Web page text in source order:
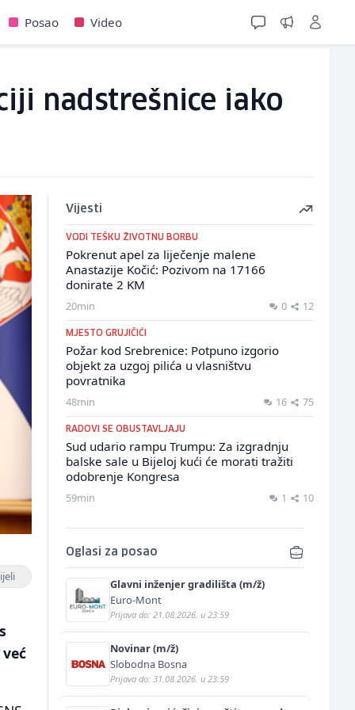
Posao Video
nadstrešnice iako
Vijesti
VODI TEŠKU ŽIVOTNU BORBU
Pokrenut apel za liječenje malene
Anastazije Kočić: Pozivom na 17166
donirate 2 KM
20min 0 12
MJESTO GRUJIČIĆI
Požar kod Srebrenice: Potpuno izgorio
objekt za uzgoj pilića u vlasništvu
povratnika
48min 16 75
RADOVI SE OBUSTAVLJAJU
Sud udario rampu Trumpu: Za izgradnju
balske sale u Bijeloj kući će morati tražiti
odobrenje Kongresa
59min 1 10
Oglasi za posao
Glavni inženjer gradilišta (m/ž)
Euro-Mont
Prijava do: 21.08.2026. u 23:59
Novinar (m/ž)
Slobodna Bosna
Prijava do: 31.08.2026. u 23:59